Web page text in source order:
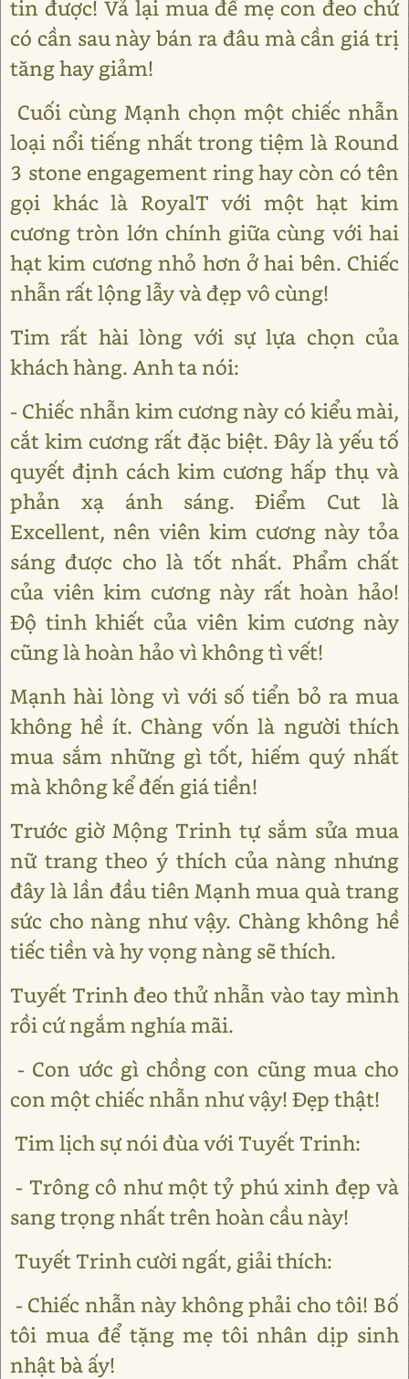
tin được! Vả lại mua để mẹ con đeo chứ
có cần sau này bán ra đâu mà cần giá trị
tăng hay giảm!
Cuối cùng Mạnh chọn một chiếc nhẫn
loại nổi tiếng nhất trong tiệm là Round
3 stone engagement ring hay còn có tên
gọi khác là RoyalT với một hạt kim
cương tròn lớn chính giữa cùng với hai
hạt kim cương nhỏ hơn ở hai bên. Chiếc
nhẫn rất lộng lẫy và đẹp vô cùng!
Tim rất hài lòng với sự lựa chọn của
khách hàng. Anh ta nói:
- Chiếc nhẫn kim cương này có kiểu mài,
cắt kim cương rất đặc biệt. Đây là yếu tố
quyết định cách kim cương hấp thụ và
phản xạ ánh sáng. Điểm Cut là
Excellent, nên viên kim cương này tỏa
sáng được cho là tốt nhất. Phẩm chất
của viên kim cương này rất hoàn hảo!
Độ tinh khiết của viên kim cương này
cũng là hoàn hảo vì không tì vết!
Mạnh hài lòng vì với số tiển bỏ ra mua
không hề ít. Chàng vốn là người thích
mua sắm những gì tốt, hiếm quý nhất
mà không kể đến giá tiền!
Trước giờ Mộng Trinh tự sắm sửa mua
nữ trang theo ý thích của nàng nhưng
đây là lần đầu tiên Mạnh mua quà trang
sức cho nàng như vậy. Chàng không hề
tiếc tiền và hy vọng nàng sẽ thích.
Tuyết Trinh đeo thử nhẫn vào tay mình
rồi cứ ngắm nghía mãi.
- Con ước gì chồng con cũng mua cho
con một chiếc nhẫn như vậy! Đẹp thật!
Tim lịch sự nói đùa với Tuyết Trinh:
- Trông cô như một tỷ phú xinh đẹp và
sang trọng nhất trên hoàn cầu này!
Tuyết Trinh cười ngất, giải thích:
- Chiếc nhẫn này không phải cho tôi! Bố
tôi mua để tặng mẹ tôi nhân dịp sinh
nhật bà ấy!